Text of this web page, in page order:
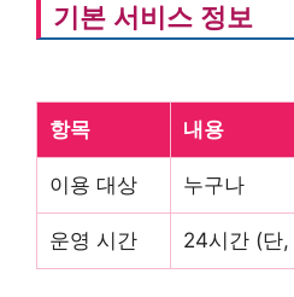
기본 서비스 정보
항목 내용
이용 대상 누구나
운영 시간 24시간 (단